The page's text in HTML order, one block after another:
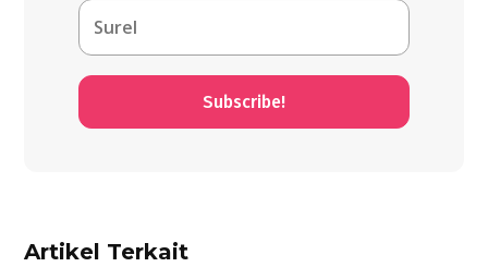
Subscribe!
Artikel Terkait